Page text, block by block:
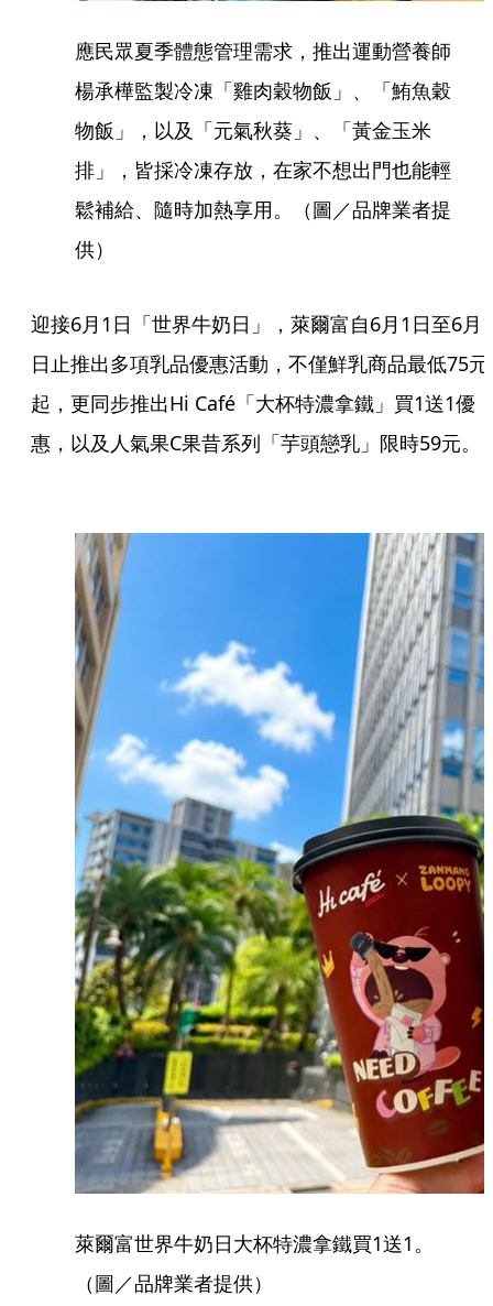
應民眾夏季體態管理需求，推出運動營養師
楊承樺監製冷凍「雞肉穀物飯」、「鮪魚穀
物飯」，以及「元氣秋葵」、「黃金玉米
排」，皆採冷凍存放，在家不想出門也能輕
鬆補給、隨時加熱享用。（圖／品牌業者提
供）
迎接6月1日「世界牛奶日」，萊爾富自6月1日至6月
日止推出多項乳品優惠活動，不僅鮮乳商品最低75元
起，更同步推出Hi Café「大杯特濃拿鐵」買1送1優
惠，以及人氣果C果昔系列「芋頭戀乳」限時59元。
萊爾富世界牛奶日大杯特濃拿鐵買1送1。
（圖／品牌業者提供）